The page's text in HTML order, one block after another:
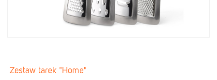
Zestaw tarek "Home"